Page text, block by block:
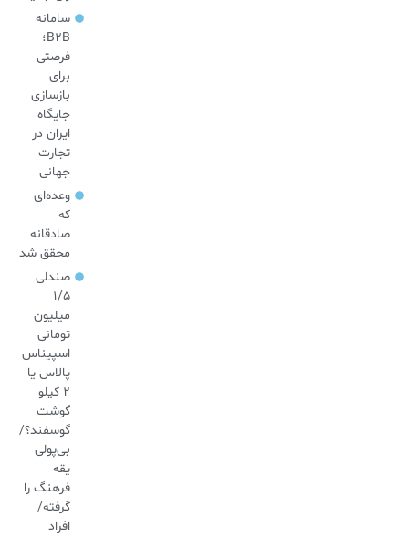
سامانه
B2B؛
فرصتی
برای
بازسازی
جایگاه
ایران در
تجارت
جهانی
وعده‌ای
که
صادقانه
محقق شد
صندلی
۱/۵
میلیون
تومانی
اسپیناس
پالاس یا
۲ کیلو
گوشت
گوسفند؟/
بی‌پولی
یقه
فرهنگ را
گرفته/
افراد